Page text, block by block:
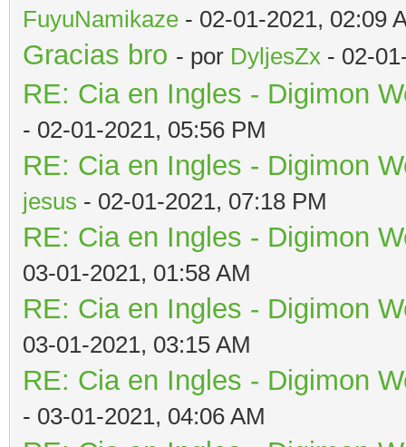
FuyuNamikaze - 02-01-2021, 02:09
Gracias bro - por DyljesZx - 02-
RE: Cia en Ingles - Digimon
- 02-01-2021, 05:56 PM
RE: Cia en Ingles - Digimon
jesus - 02-01-2021, 07:18 PM
RE: Cia en Ingles - Digimon
03-01-2021, 01:58 AM
RE: Cia en Ingles - Digimon
03-01-2021, 03:15 AM
RE: Cia en Ingles - Digimon
- 03-01-2021, 04:06 AM